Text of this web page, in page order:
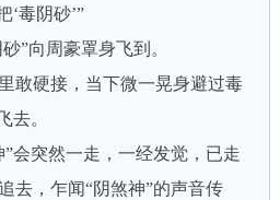
‘毒阴砂’”
向周豪罩身飞到。
硬接，当下微一晃身避过毒
去。
突然一走，一经发觉，已走
去，乍闻“阴煞神”的声音传